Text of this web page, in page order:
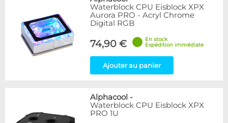
Waterblock CPU Eisblock XPX
Aurora PRO - Acryl Chrome
Digital RGB
74,90 €
En stock
Expédition immédiate
Ajouter au panier
Alphacool -
Waterblock CPU Eisblock XPX
PRO 1U